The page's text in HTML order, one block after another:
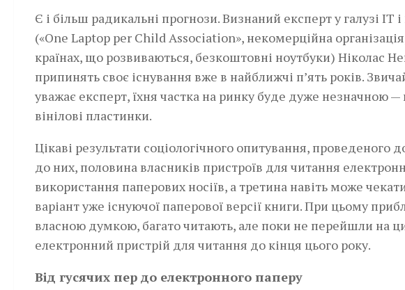
Є і більш радикальні прогнози. Визнаний експерт у галузі IT
(«One Laptop per Child Association», некомерційна
країнах, що розвиваються, безкоштовні­ ноутбуки) Ніколас
припинять своє існування вже в найближчі п’ять років.
уважає експерт, їхня частка на ринку буде дуже незначною
вінілові пластинки.
Цікаві результати соціологічного опитування,
до них, половина власників пристроїв для читання
використання паперових носіїв, а третина навіть може
варіант уже існуючої паперової версії книги. При цьому
власною думкою, багато читають, але поки не перейшли на
електронний пристрій для читання до кінця цього року.
Від гусячих пер до електронного паперу